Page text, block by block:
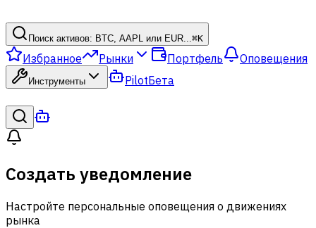
Поиск активов: BTC, AAPL или EUR...⌘K
Избранное Рынки Портфель Оповещения
Инструменты PilotБета
Создать уведомление
Настройте персональные оповещения о движениях
рынка